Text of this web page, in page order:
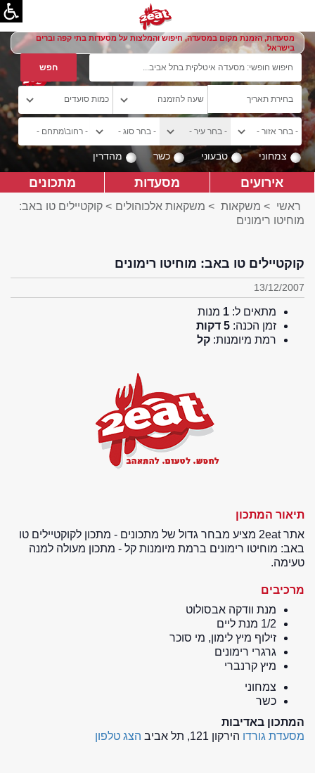
מסעדות, הזמנת מקום במסעדה, חיפוש והמלצות על מסעדות בתי קפה וברים
בישראל
צמחוני טבעוני כשר מהדרין
אירועים מסעדות מתכונים
ראשי > משקאות > משקאות אלכוהולים > קוקטיילים טו באב:
מוחיטו רימונים
קוקטיילים טו באב: מוחיטו רימונים
13/12/2007
מתאים ל: 1 מנות
זמן הכנה: 5 דקות
רמת מיומנות: קל
תיאור המתכון
אתר 2eat מציע מבחר גדול של מתכונים - מתכון לקוקטיילים טו
באב: מוחיטו רימונים ברמת מיומנות קל - מתכון מעולה למנה
טעימה.
מרכיבים
מנת וודקה אבסולוט
1/2 מנת ליים
זילוף מיץ לימון, מי סוכר
גרגרי רימונים
מיץ קרנברי
צמחוני
כשר
המתכון באדיבות
מסעדת גורדו הירקון 121, תל אביב הצג טלפון